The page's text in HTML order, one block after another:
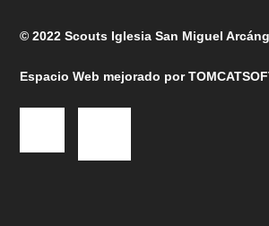
© 2022 Scouts Iglesia San Miguel
Espacio Web mejorado por